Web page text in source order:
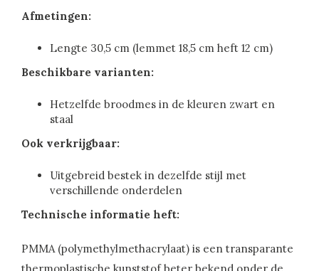
Afmetingen:
Lengte 30,5 cm (lemmet 18,5 cm heft 12 cm)
Beschikbare varianten:
Hetzelfde broodmes in de kleuren zwart en
staal
Ook verkrijgbaar:
Uitgebreid bestek in dezelfde stijl met
verschillende onderdelen
Technische informatie heft:
PMMA (polymethylmethacrylaat) is een transparante